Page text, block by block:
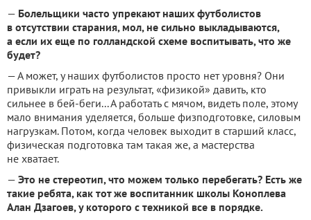
— Болельщики часто упрекают наших футболистов
в отсутствии старания, мол, не сильно выкладываются,
а если их еще по голландской схеме воспитывать, что же
будет?
— А может, у наших футболистов просто нет уровня? Они
привыкли играть на результат, «физикой» давить, кто
сильнее в бей-беги... А работать с мячом, видеть поле, этому
мало внимания уделяется, больше физподготовке, силовым
нагрузкам. Потом, когда человек выходит в старший класс,
физическая подготовка там такая же, а мастерства
не хватает.
— Это не стереотип, что можем только перебегать? Есть же
такие ребята, как тот же воспитанник школы Коноплева
Алан Дзагоев, у которого с техникой все в порядке.